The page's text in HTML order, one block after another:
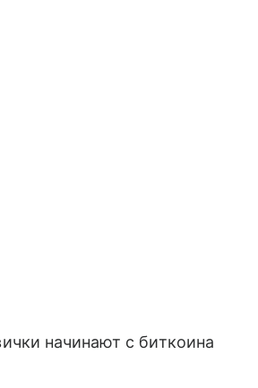
начинают с биткоина